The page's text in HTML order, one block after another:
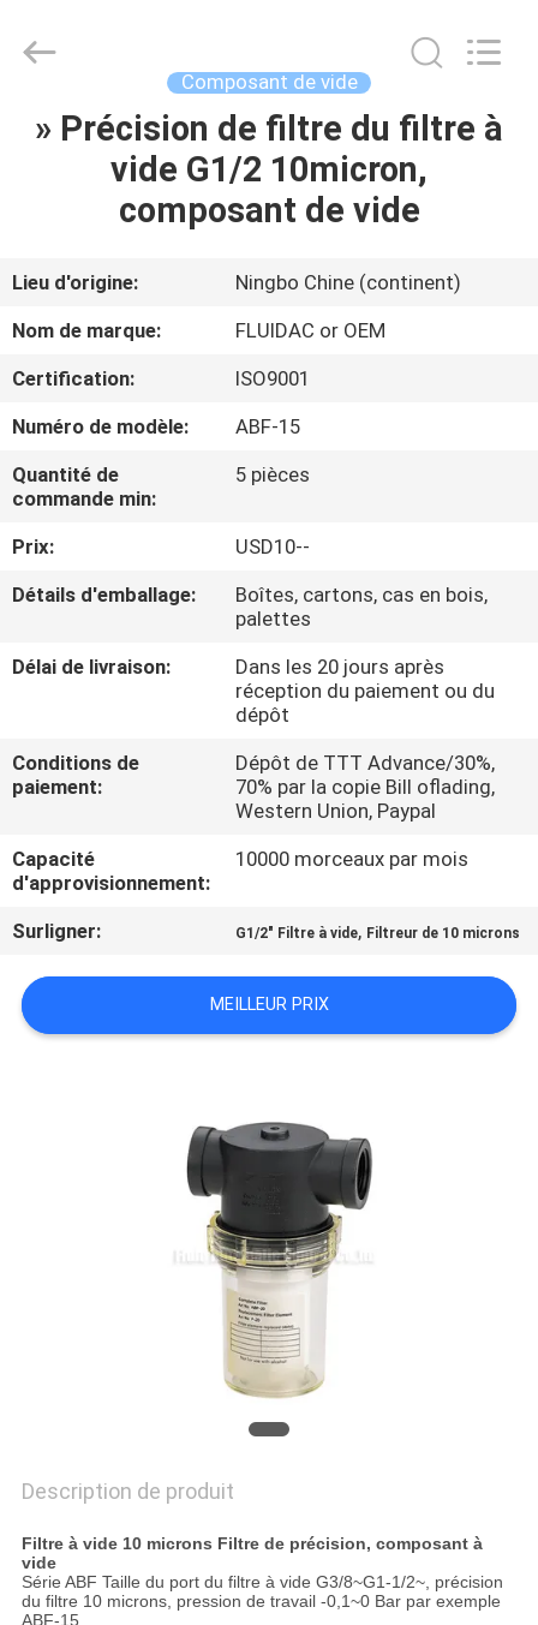
MAISON
PRODUITS
VIDÉOS
SUJET
DE
NOUS
VISITE
D'USINE
CONTRÔLE
QUALITÉ
NOUS
DEMANDEZ
CITATION
FLUID
AUTOMATIC
Rights
Reserved.
Composant de vide
» Précision de filtre du filtre à
vide G1/2 10micron,
composant de vide
Lieu d'origine:
Ningbo Chine (continent)
Nom de marque:
FLUIDAC or OEM
Certification:
ISO9001
Numéro de modèle:
ABF-15
Quantité de
commande min:
5 pièces
Prix:
USD10--
Détails d'emballage:
Boîtes, cartons, cas en bois,
palettes
Délai de livraison:
Dans les 20 jours après
réception du paiement ou du
dépôt
Conditions de
paiement:
Dépôt de TTT Advance/30%,
70% par la copie Bill oflading,
Western Union, Paypal
Capacité
d'approvisionnement:
10000 morceaux par mois
Surligner: G1/2" Filtre à vide, Filtreur de 10 microns
MEILLEUR PRIX
Description de produit
Filtre à vide 10 microns Filtre de précision, composant à
vide
Série ABF Taille du port du filtre à vide G3/8~G1-1/2~, précision
du filtre 10 microns, pression de travail -0,1~0 Bar par exemple
ABF-15